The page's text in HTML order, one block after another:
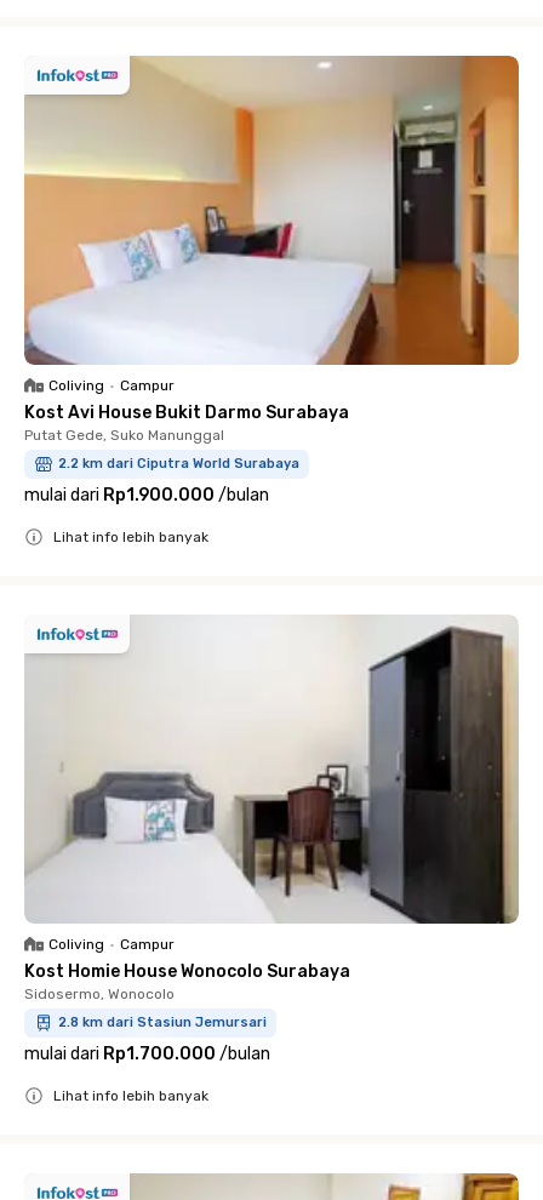
Coliving • Campur
Kost Avi House Bukit Darmo Surabaya
Putat Gede, Suko Manunggal
2.2 km dari Ciputra World Surabaya
mulai dari Rp1.900.000 /bulan
Lihat info lebih banyak
Coliving • Campur
Kost Homie House Wonocolo Surabaya
Sidosermo, Wonocolo
2.8 km dari Stasiun Jemursari
mulai dari Rp1.700.000 /bulan
Lihat info lebih banyak